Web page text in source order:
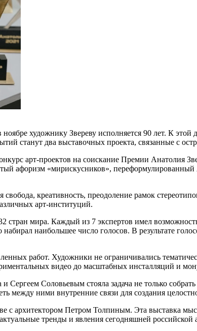
художнику Звереву исполняется 90 лет. К
станут два выставочных проекта, связанные с
арт-проектов на соискание Премии Анатолия
афоризм «мирискусников»,
креативность, преодоление рамок
арт-институций.
мира. Каждый из 7 экспертов имел
наибольшее число голосов. В результате
работ. Художники не ограничивались
видео до масштабных инсталляций и
Соловьевым стояла задача не только
между ними внутренние связи для создания
с архитектором Петром Толпиным. Эта выставка
тренды и явления сегодняшней российской